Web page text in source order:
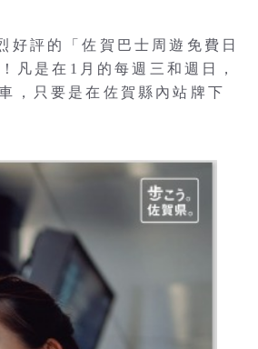
好評的「佐賀巴士周遊免費日
凡是在1月的每週三和週日，
，只要是在佐賀縣內站牌下